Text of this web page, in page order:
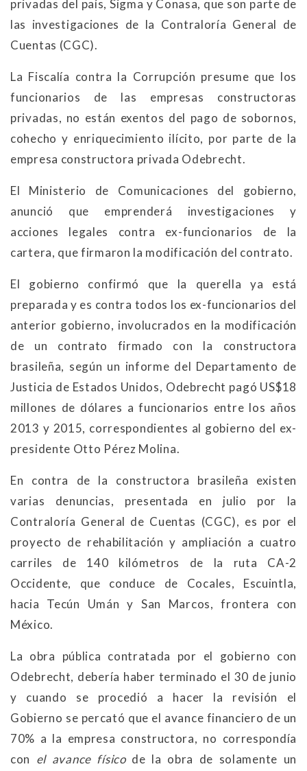
privadas del país, Sigma y Conasa, que son parte de
las investigaciones de la Contraloría General de
Cuentas (CGC).
La Fiscalía contra la Corrupción presume que los
funcionarios de las empresas constructoras
privadas, no están exentos del pago de sobornos,
cohecho y enriquecimiento ilícito, por parte de la
empresa constructora privada Odebrecht.
El Ministerio de Comunicaciones del gobierno,
anunció que emprenderá investigaciones y
acciones legales contra ex-funcionarios de la
cartera, que firmaron la modificación del contrato.
El gobierno confirmó que la querella ya está
preparada y es contra todos los ex-funcionarios del
anterior gobierno, involucrados en la modificación
de un contrato firmado con la constructora
brasileña, según un informe del Departamento de
Justicia de Estados Unidos, Odebrecht pagó US$18
millones de dólares a funcionarios entre los años
2013 y 2015, correspondientes al gobierno del ex-
presidente Otto Pérez Molina.
En contra de la constructora brasileña existen
varias denuncias, presentada en julio por la
Contraloría General de Cuentas (CGC), es por el
proyecto de rehabilitación y ampliación a cuatro
carriles de 140 kilómetros de la ruta CA-2
Occidente, que conduce de Cocales, Escuintla,
hacia Tecún Umán y San Marcos, frontera con
México.
La obra pública contratada por el gobierno con
Odebrecht, debería haber terminado el 30 de junio
y cuando se procedió a hacer la revisión el
Gobierno se percató que el avance financiero de un
70% a la empresa constructora, no correspondía
con el avance físicode la obra de solamente un